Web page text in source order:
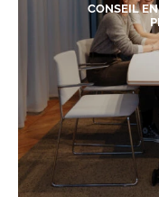
CONSEIL